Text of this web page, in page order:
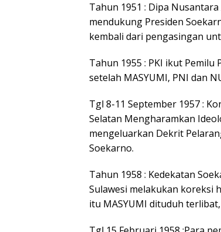
Tahun 1951 : Dipa
mendukung Presiden
kembali dari pengasingan
Tahun 1955 : PKI ikut
setelah MASYUMI, PNI dan
Tgl 8-11 September 1957 :
Selatan Mengharamkan
mengeluarkan Dekrit
Soekarno.
Tahun 1958 : Kedekatan
Sulawesi melakukan koreksi
itu MASYUMI dituduh